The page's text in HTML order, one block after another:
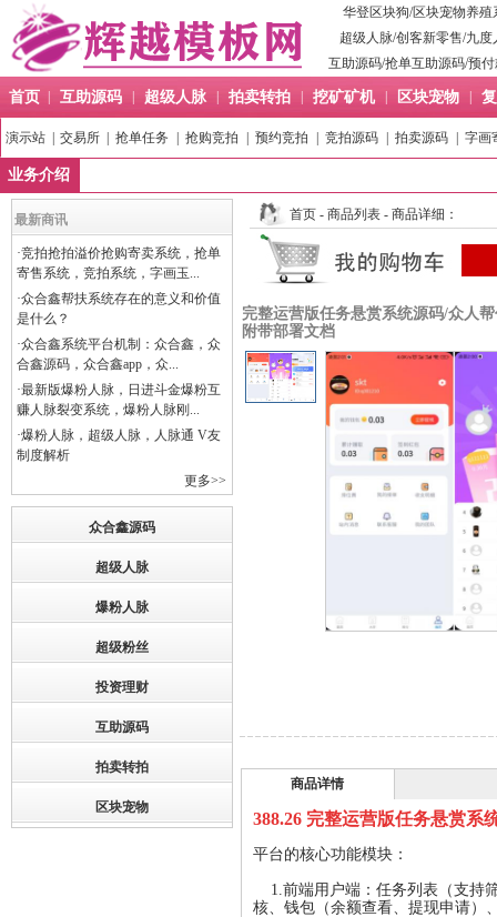
华登区块狗/区块宠物养殖
超级人脉/创客新零售/九度
互助源码/抢单互助源码/预
首页 互助源码 超级人脉 拍卖转拍 挖矿矿机 区块宠物
演示站 交易所 抢单任务 抢购竞拍 预约竞拍 竞拍源码 拍卖源码 字画
业务介绍
最新商讯
·竞拍抢拍溢价抢购寄卖系统，抢单
寄售系统，竞拍系统，字画玉...
·众合鑫帮扶系统存在的意义和价值
是什么？
·众合鑫系统平台机制：众合鑫，众
合鑫源码，众合鑫app，众...
·最新版爆粉人脉，日进斗金爆粉互
赚人脉裂变系统，爆粉人脉刚...
·爆粉人脉，超级人脉，人脉通 V友
制度解析
更多>>
众合鑫源码
超级人脉
爆粉人脉
超级粉丝
投资理财
互助源码
拍卖转拍
区块宠物
首页 - 商品列表 - 商品详细：
完整运营版任务悬赏系统源码/众人
附带部署文档
商品详情
388.26 完整运营版任务悬赏
平台的核心功能模块：
1.前端用户端：任务列表（支持
核、钱包（余额查看、提现申请）